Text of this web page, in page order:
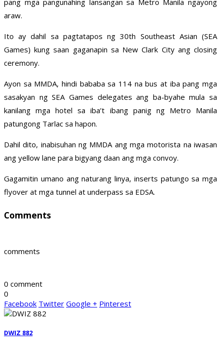
pang mga pangunahing lansangan sa Metro Manila ngayong
araw.
Ito ay dahil sa pagtatapos ng 30th Southeast Asian (SEA
Games) kung saan gaganapin sa New Clark City ang closing
ceremony.
Ayon sa MMDA, hindi bababa sa 114 na bus at iba pang mga
sasakyan ng SEA Games delegates ang ba-byahe mula sa
kanilang mga hotel sa iba’t ibang panig ng Metro Manila
patungong Tarlac sa hapon.
Dahil dito, inabisuhan ng MMDA ang mga motorista na iwasan
ang yellow lane para bigyang daan ang mga convoy.
Gagamitin umano ang naturang linya, inserts patungo sa mga
flyover at mga tunnel at underpass sa EDSA.
Comments
comments
0 comment
0
Facebook Twitter Google + Pinterest
DWIZ 882